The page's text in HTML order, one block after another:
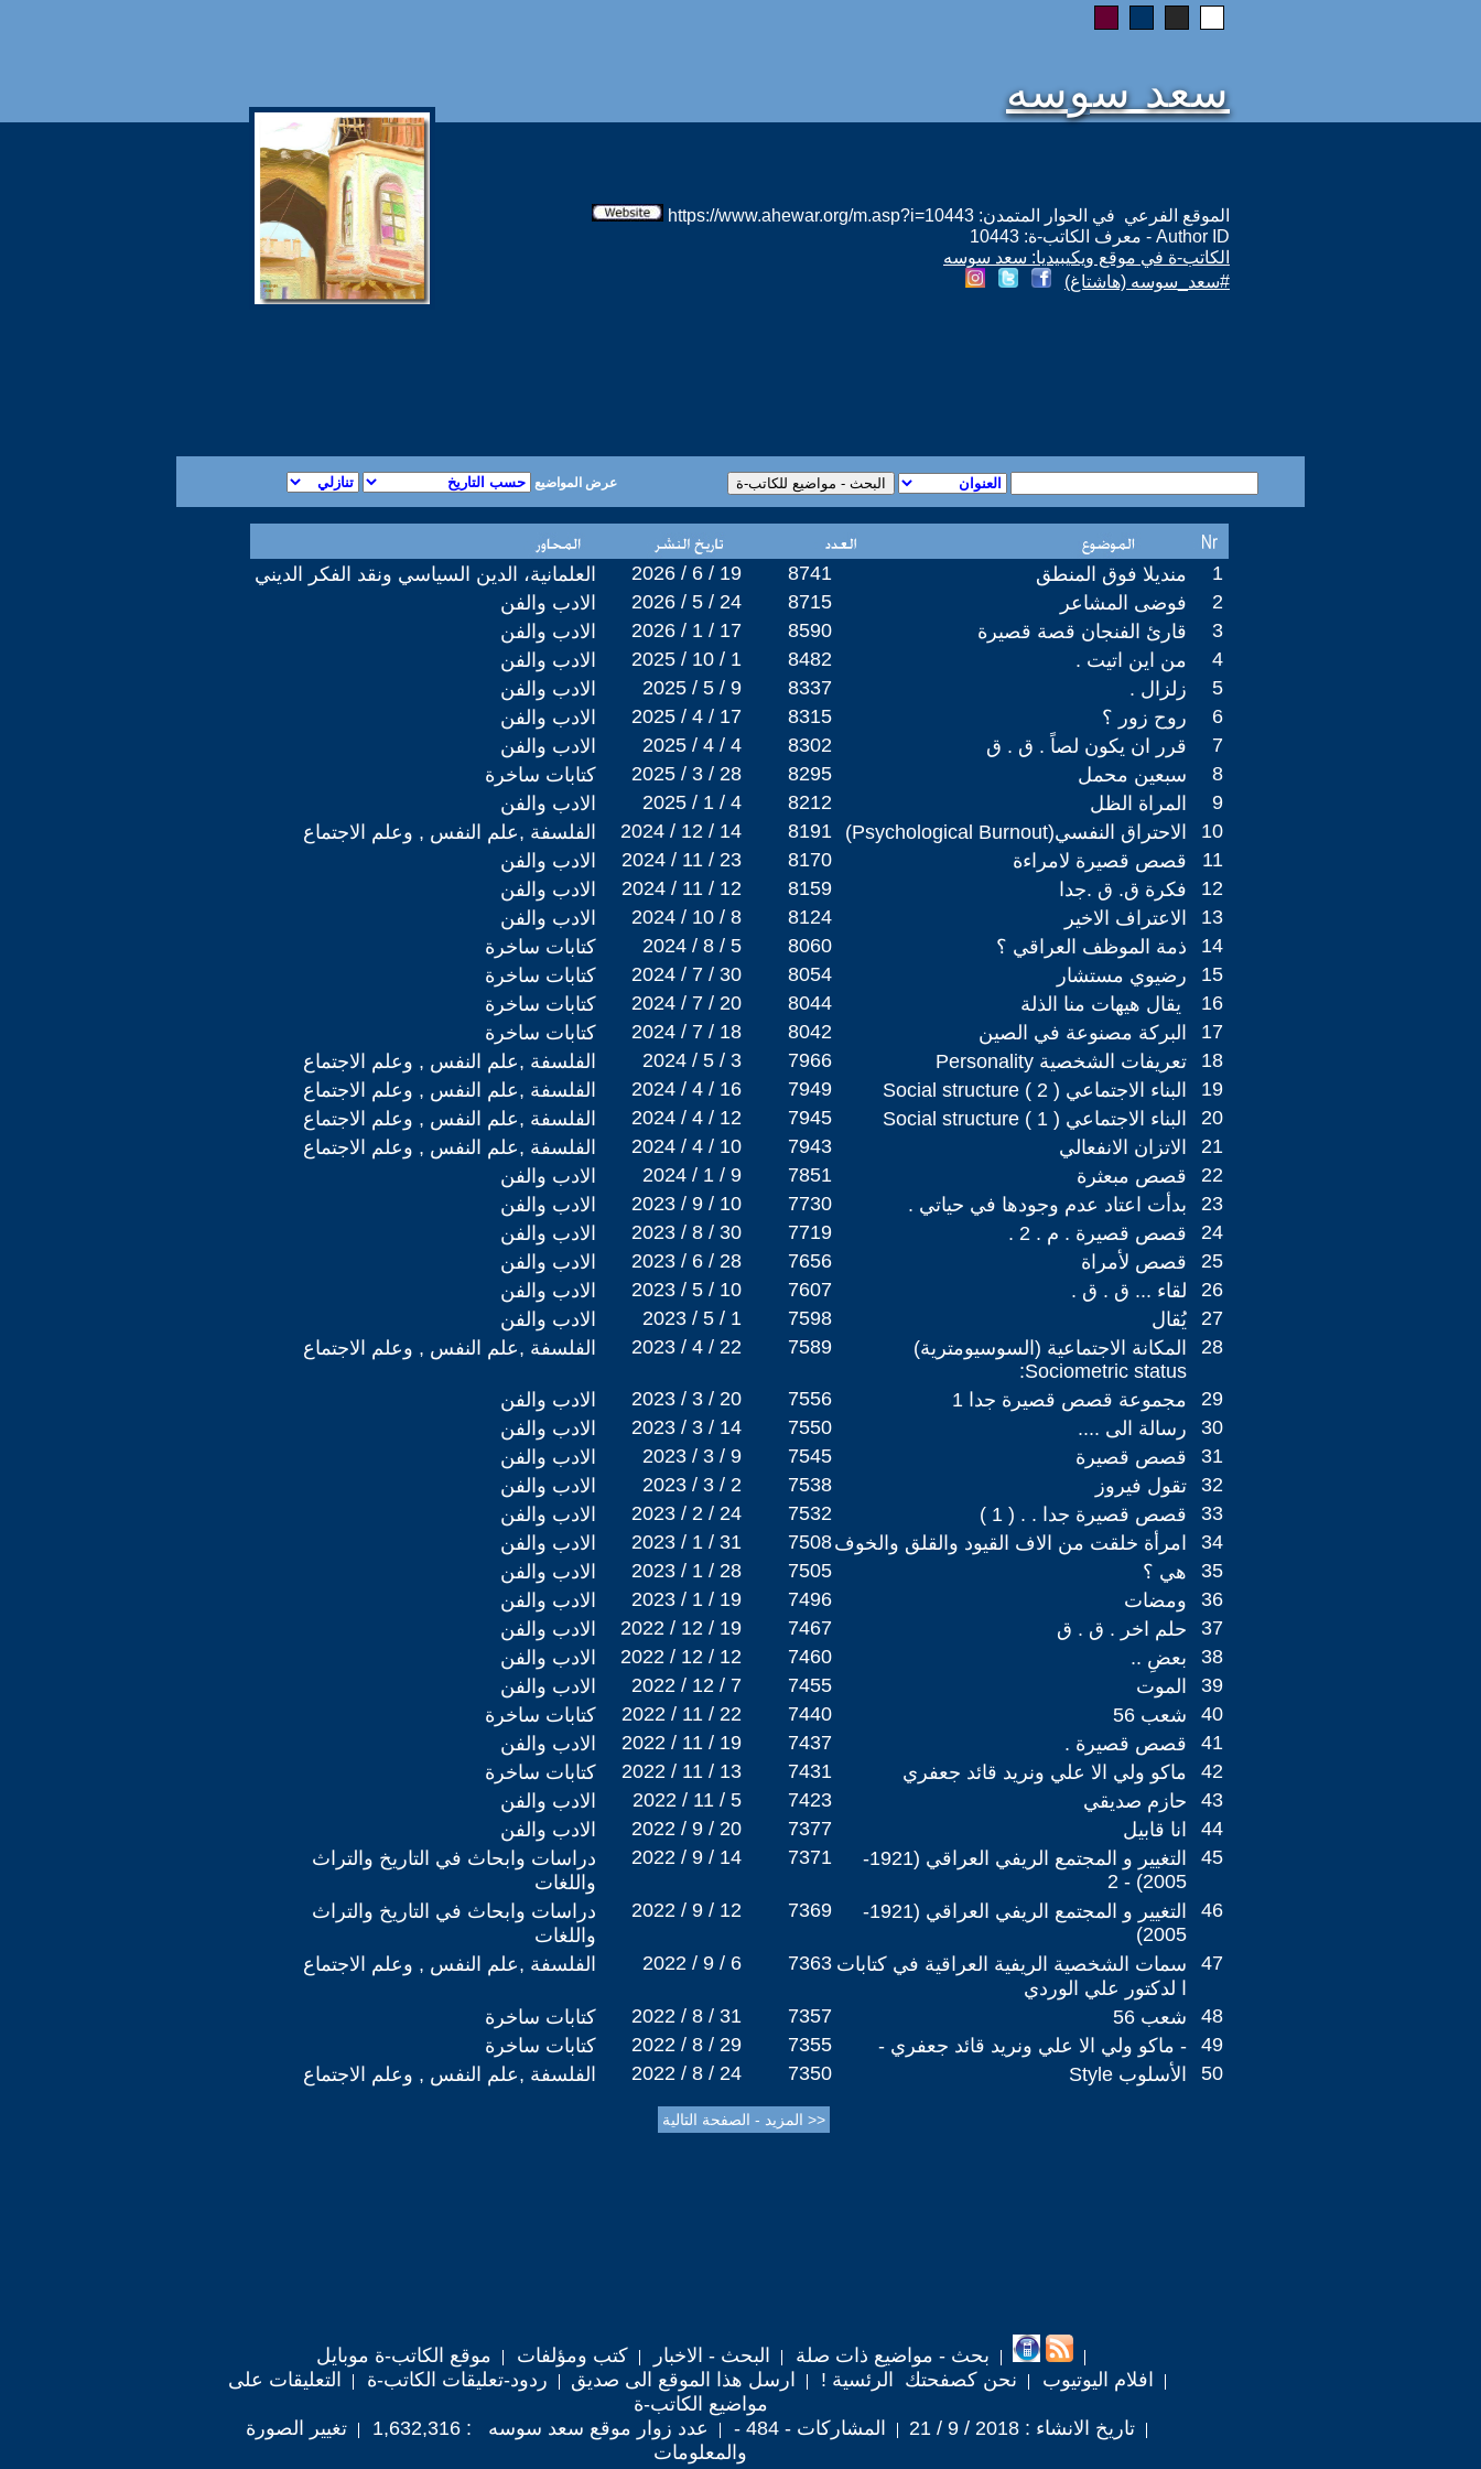
سعد سوسه
الموقع الفرعي في الحوار المتمدن: https://www.ahewar.org/m.asp?i=10443
Author ID - معرف الكاتب-ة: 10443
الكاتب-ة في موقع ويكيبيديا: سعد سوسه
#سعد_سوسه (هاشتاغ)
عرض المواضيع
العلمانية، الدين السياسي ونقد الفكر الديني 2026 / 6 / 19 8741 منديلا فوق المنطق
1
الادب والفن
2026 / 5 / 24 8715 فوضى المشاعر
2
الادب والفن
2026 / 1 / 17 8590 قارئ الفنجان قصة قصيرة
3
الادب والفن
2025 / 10 / 1 8482 من اين اتيت .
4
الادب والفن
2025 / 5 / 9 8337 زلزال .‏
5
الادب والفن
2025 / 4 / 17 8315 روح زور ؟ ‏
6
الادب والفن
2025 / 4 / 4 8302 قرر ان يكون لصاً . ق . ق
7
كتابات ساخرة
2025 / 3 / 28 8295 سبعين محمل ‏
8
الادب والفن
2025 / 1 / 4 8212 المراة الظل ‏
9
الفلسفة ,علم النفس , وعلم الاجتماع
2024 / 12 / 14 8191 الاحتراق النفسي(Psychological Burnout)
10
الادب والفن
2024 / 11 / 23 8170 قصص قصيرة لامراءة
11
الادب والفن
2024 / 11 / 12 8159 فكرة ق. ق .جدا
12
الادب والفن
2024 / 10 / 8 8124 الاعتراف الاخير
13
كتابات ساخرة
2024 / 8 / 5 8060 ذمة الموظف العراقي ؟
14
كتابات ساخرة
2024 / 7 / 30 8054 رضيوي مستشار
15
كتابات ساخرة
2024 / 7 / 20 8044 ‏ يقال هيهات منا الذلة
16
كتابات ساخرة
2024 / 7 / 18 8042 البركة مصنوعة في الصين
17
الفلسفة ,علم النفس , وعلم الاجتماع
2024 / 5 / 3 7966 تعريفات الشخصية Personality
18
الفلسفة ,علم النفس , وعلم الاجتماع
2024 / 4 / 16 7949 البناء الاجتماعي Social structure ( 2 )
19
الفلسفة ,علم النفس , وعلم الاجتماع
2024 / 4 / 12 7945 البناء الاجتماعي Social structure ( 1 )
20
الفلسفة ,علم النفس , وعلم الاجتماع
2024 / 4 / 10 7943 الاتزان الانفعالي ‏
21
الادب والفن
2024 / 1 / 9 7851 قصص مبعثرة
22
الادب والفن
2023 / 9 / 10 7730 بدأت اعتاد عدم وجودها في حياتي .
23
الادب والفن
2023 / 8 / 30 7719 قصص قصيرة . م . 2 .
24
الادب والفن
2023 / 6 / 28 7656 قصص لأمراة
25
الادب والفن
2023 / 5 / 10 7607 لقاء ... ق . ق .
26
الادب والفن
2023 / 5 / 1 7598 يُقال
27
الفلسفة ,علم النفس , وعلم الاجتماع
2023 / 4 / 22 7589
المكانة الاجتماعية (السوسيومترية)
Sociometric status:
28
الادب والفن 2023 / 3 / 20 7556 مجموعة قصص قصيرة جدا 1
29
الادب والفن
2023 / 3 / 14 7550 رسالة الى ....
30
الادب والفن
2023 / 3 / 9 7545 قصص قصيرة
31
الادب والفن
2023 / 3 / 2 7538 تقول فيروز
32
الادب والفن
2023 / 2 / 24 7532 قصص قصيرة جدا . . ( 1 ) ‏
33
الادب والفن
2023 / 1 / 31 7508امرأة خلقت من الاف القيود والقلق والخوف
34
الادب والفن
2023 / 1 / 28 7505 هي ؟
35
الادب والفن
2023 / 1 / 19 7496 ومضات
36
الادب والفن
2022 / 12 / 19 7467 حلم اخر . ق . ق
37
الادب والفن
2022 / 12 / 12 7460 بعضِ ..‏
38
الادب والفن
2022 / 12 / 7 7455 الموت ‏
39
كتابات ساخرة
2022 / 11 / 22 7440 شعب 56 ‏
40
الادب والفن
2022 / 11 / 19 7437 قصص قصيرة .‏
41
كتابات ساخرة
2022 / 11 / 13 7431 ماكو ولي الا علي ونريد قائد جعفري ‏
42
الادب والفن
2022 / 11 / 5 7423 حازم صديقي
43
الادب والفن
2022 / 9 / 20 7377 انا قابيل
44
دراسات وابحاث في التاريخ والتراث
واللغات
2022 / 9 / 14 7371
التغيير و المجتمع الريفي العراقي (1921-
2005) - 2
45
دراسات وابحاث في التاريخ والتراث
واللغات
2022 / 9 / 12 7369
التغيير و المجتمع الريفي العراقي (1921-
2005)
46
الفلسفة ,علم النفس , وعلم الاجتماع 2022 / 9 / 6 7363 سمات الشخصية الريفية العراقية في كتابات
ا لدكتور علي الوردي
47
كتابات ساخرة 2022 / 8 / 31 7357 شعب 56
48
كتابات ساخرة
2022 / 8 / 29 7355 - ماكو ولي الا علي ونريد قائد جعفري -
49
الفلسفة ,علم النفس , وعلم الاجتماع
2022 / 8 / 24 7350 الأسلوب Style 50
بحث - مواضيع ذات صلة البحث - الاخبار كتب ومؤلفات
موقع الكاتب-ة موبايل
افلام اليوتيوب
نحن كصفحتك الرئسية ! ارسل هذا الموقع الى صديق ردود-تعليقات الكاتب-ة
التعليقات على
مواضيع الكاتب-ة
تاريخ الانشاء : 2018 / 9 / 21
المشاركات - 484 - عدد زوار موقع سعد سوسه : 1,632,316
تغيير الصورة
والمعلومات